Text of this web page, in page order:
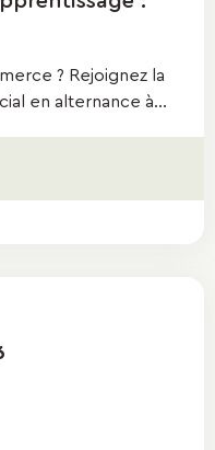
? Rejoignez la
en alternance à...